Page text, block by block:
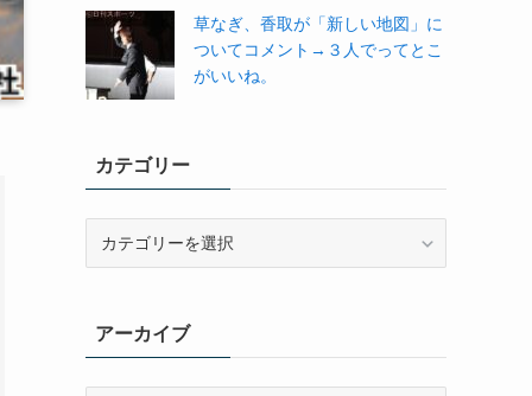
草なぎ、香取が「新しい地図」に
ついてコメント→３人でってとこ
がいいね。
カテゴリー
ーアーカイブ